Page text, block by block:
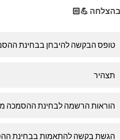
בהצלחה 💪🏻
טופס הבקשה להיבחן בבחינת
תצהיר
הוראות הרשמה לבחינת ההסמכה מועד
הגשת בקשה להתאמות בבחינת